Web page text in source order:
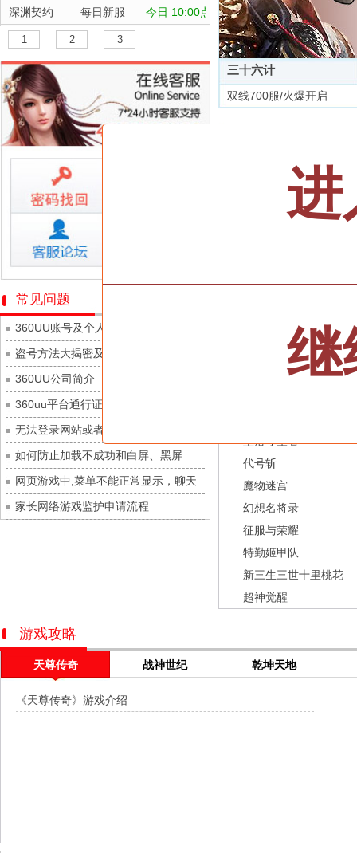
深渊契约
每日新服
今日 10:00点
坠落守望者
每日新服
正中靶心
每日新服
今日 10:00点
神兵奇迹
今日 10:00点
微乐捕鱼千炮版每日新服
今日 10:00点
帕瓦勇者传说
每日新服
群英风华录
每日新服
小小仙王
少年名将
每日新服
寻龙英雄
魔物迷宫
每日新服
城防三国志
每日新服
今日 10:00点
九梦仙域
豌豆大作战
每日新服
灵魂序章
每日新服
冒险守护
每日新服
绝地苍穹
每日新服
代号斩
每日新服
异星战舰
每日新服
今日 10:00点
云上契约
每日新服
今日 10:00点
梦幻回响
每日新服
今日 10:00点
灵魂契约
山海经异兽录 每日新服
今日 10:00点
仙魔劫
每日新服
今日 9:00点
仙剑奇侠传：新的开始
每日新服
1 2 3
常见问题
360UU账号及个人资料游戏数据安全
盗号方法大揭密及防范措施？
360UU公司简介
360uu平台通行证用户服务协议和相关
的条款和条件
无法登录网站或者看不到游戏列表的解
决方法
如何防止加载不成功和白屏、黑屏
网页游戏中,菜单不能正常显示，聊天
及其它功能不能正常使用的解决办法
家长网络游戏监护申请流程
三十六计
双线700服/火爆开启
仙侠
ABC DEF
天尊传奇
忍术大作战-山海封神
黎明召唤
龙之战歌
坠落守望者
代号斩
魔物迷宫
幻想名将录
征服与荣耀
特勤姬甲队
新三生三世十里桃花
超神觉醒
游戏攻略
天尊传奇 战神世纪 乾坤天地
《天尊传奇》游戏介绍
进
继